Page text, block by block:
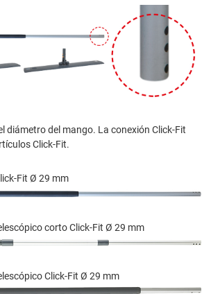
diámetro del mango. La conexión Click-Fit
Click-Fit.
Fit Ø 29 mm
corto Click-Fit Ø 29 mm
Click-Fit Ø 29 mm